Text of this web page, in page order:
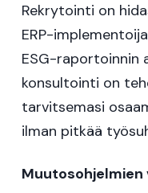
Rekrytointi on
ERP-
ESG-raportoinnin
konsultointi on
tarvitsemasi
ilman pitkää
Muutosohjelmien